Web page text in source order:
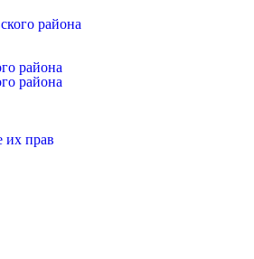
района
района
района
их прав